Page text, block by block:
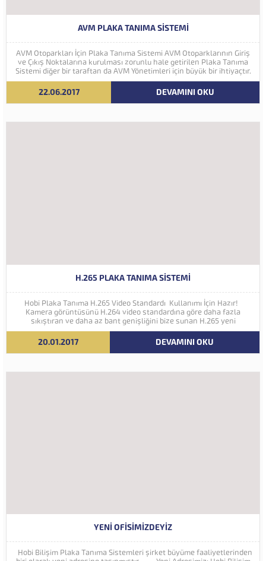
AVM PLAKA TANIMA SISTEMI
AVM Otoparkları İçin Plaka Tanıma Sistemi AVM Otoparklarının Giriş
ve Çıkış Noktalarına kurulması zorunlu hale getirilen Plaka Tanıma
Sistemi diğer bir taraftan da AVM Yönetimleri için büyük bir ihtiyaçtır.
AVM Yönetimleri Plaka Tanıma Sisteminden elde edecekleri verilerle
müşteri yoğunluk analizlerini çok ayrıntılı...
22.06.2017 DEVAMINI OKU
H.265 PLAKA TANIMA SISTEMI
Hobi Plaka Tanıma H.265 Video Standardı Kullanımı İçin Hazır!
Kamera görüntüsünü H.264 video standardına göre daha fazla
sıkıştıran ve daha az bant genişliğini bize sunan H.265 yeni
nesil kodlama teknolojisi Hobi Plaka Tanıma Sistemine eklenmiştir.
İleriki yıllarda 4K ve...
20.01.2017 DEVAMINI OKU
YENI OFISIMIZDEYIZ
Hobi Bilişim Plaka Tanıma Sistemleri şirket büyüme faaliyetlerinden